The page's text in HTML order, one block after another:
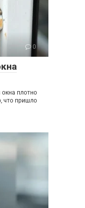
0
окна плотно
что пришло